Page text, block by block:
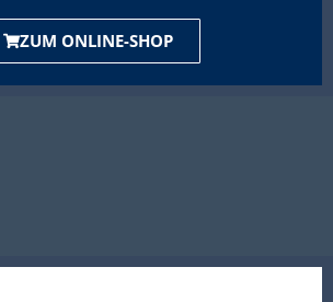
ZUM ONLINE-SHOP